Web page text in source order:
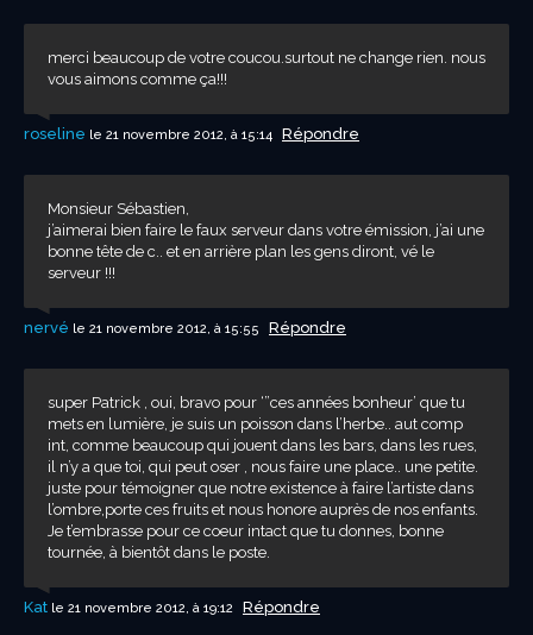
merci beaucoup de votre coucou.surtout ne change rien. nous
vous aimons comme ça!!!
roseline le 21 novembre 2012, à 15:14 Répondre
Monsieur Sébastien,
j’aimerai bien faire le faux serveur dans votre émission, j’ai une
bonne tête de c.. et en arrière plan les gens diront, vé le
serveur !!!
nervé le 21 novembre 2012, à 15:55 Répondre
super Patrick , oui, bravo pour ‘”ces années bonheur’ que tu
mets en lumière, je suis un poisson dans l’herbe.. aut comp
int, comme beaucoup qui jouent dans les bars, dans les rues,
il n’y a que toi, qui peut oser , nous faire une place.. une petite.
juste pour témoigner que notre existence à faire l’artiste dans
l’ombre,porte ces fruits et nous honore auprès de nos enfants.
Je t’embrasse pour ce coeur intact que tu donnes, bonne
tournée, à bientôt dans le poste.
Kat le 21 novembre 2012, à 19:12 Répondre